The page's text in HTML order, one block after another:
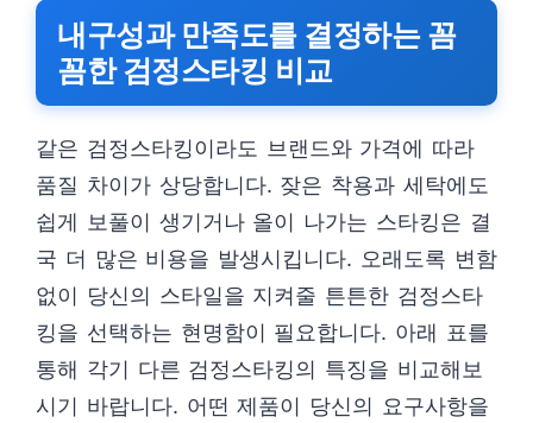
내구성과 만족도를 결정하는 꼼
꼼한 검정스타킹 비교
같은 검정스타킹이라도 브랜드와 가격에 따라
품질 차이가 상당합니다. 잦은 착용과 세탁에도
쉽게 보풀이 생기거나 올이 나가는 스타킹은 결
국 더 많은 비용을 발생시킵니다. 오래도록 변함
없이 당신의 스타일을 지켜줄 튼튼한 검정스타
킹을 선택하는 현명함이 필요합니다. 아래 표를
통해 각기 다른 검정스타킹의 특징을 비교해보
시기 바랍니다. 어떤 제품이 당신의 요구사항을